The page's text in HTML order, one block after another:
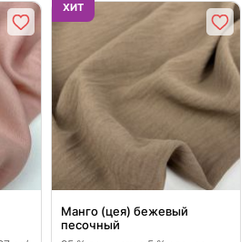
ХИТ
Манго (цея) бежевый
песочный